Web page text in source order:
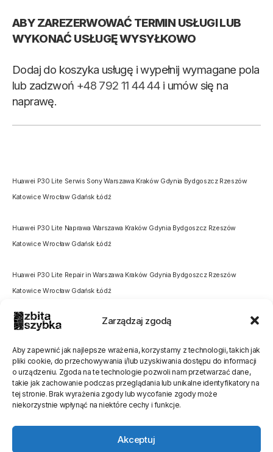
Zarządzaj zgodą
Aby zapewnić jak najlepsze wrażenia, korzystamy z technologii, takich jak
pliki cookie, do przechowywania i/lub uzyskiwania dostępu do informacji
o urządzeniu. Zgoda na te technologie pozwoli nam przetwarzać dane,
takie jak zachowanie podczas przeglądania lub unikalne identyfikatory na
tej stronie. Brak wyrażenia zgody lub wycofanie zgody może
niekorzystnie wpłynąć na niektóre cechy i funkcje.
Akceptuj
ABY ZAREZERWOWAĆ TERMIN USŁUGI LUB
WYKONAĆ USŁUGĘ WYSYŁKOWO
Dodaj do koszyka usługę i wypełnij wymagane pola
lub zadzwoń +48 792 11 44 44i umów się na
naprawę.
Huawei P30 Lite Serwis Sony Warszawa Kraków Gdynia Bydgoszcz Rzeszów
Katowice Wrocław Gdańsk Łódź
Huawei P30 Lite Naprawa Warszawa Kraków Gdynia Bydgoszcz Rzeszów
Katowice Wrocław Gdańsk Łódź
Huawei P30 Lite Repair in Warszawa Kraków Gdynia Bydgoszcz Rzeszów
Katowice Wrocław Gdańsk Łódź
Oceń stronę
[Ocen:0Średnia: